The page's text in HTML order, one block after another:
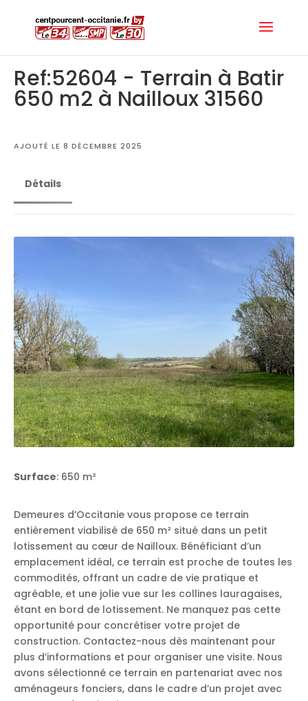
Ref:52604 - Terrain à Batir
650 m2 à Nailloux 31560
AJOUTÉ LE 8 DÉCEMBRE 2025
Détails
Surface: 650 m²
Demeures d’Occitanie vous propose ce terrain
entièrement viabilisé de 650 m² situé dans un petit
lotissement au cœur de Nailloux. Bénéficiant d’un
emplacement idéal, ce terrain est proche de toutes les
commodités, offrant un cadre de vie pratique et
agréable, et une jolie vue sur les collines lauragaises,
étant en bord de lotissement. Ne manquez pas cette
opportunité pour concrétiser votre projet de
construction. Contactez-nous dès maintenant pour
plus d’informations et pour organiser une visite. Nous
avons sélectionné ce terrain en partenariat avec nos
aménageurs fonciers, dans le cadre d’un projet avec